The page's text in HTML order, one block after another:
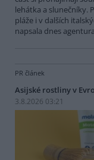
lehátka a slunečníky.
pláže i v dalších
napsala dnes
PR článek
Asijské rostliny v
3.8.2026 03:21